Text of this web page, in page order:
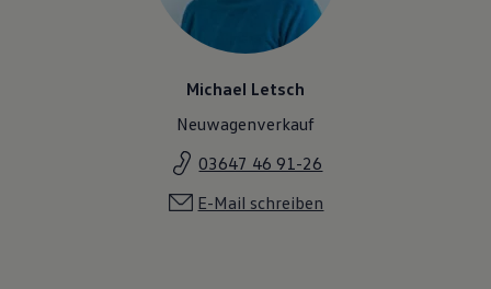
Michael Letsch
Neuwagenverkauf
03647 46 91-26
E-Mail schreiben